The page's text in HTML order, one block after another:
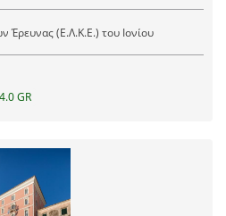
Έρευνας (Ε.Λ.Κ.Ε.) του Ιονίου
GR